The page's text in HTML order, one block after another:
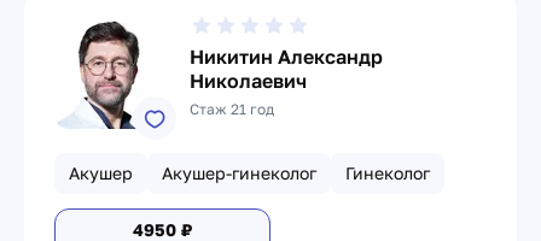
Никитин Александр
Николаевич
Стаж 21 год
Акушер Акушер-гинеколог Гинеколог
4950 ₽